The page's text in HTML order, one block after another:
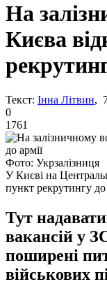
На
Києва
Текст: Інна Літвин,
0
1761
Фото: Укрзалізниця
У Києві на
пункт рекрутингу до
Тут
вакансій у
поширені
військових